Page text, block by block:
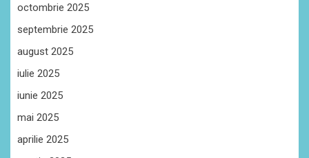
octombrie 2025
septembrie 2025
august 2025
iulie 2025
iunie 2025
mai 2025
aprilie 2025